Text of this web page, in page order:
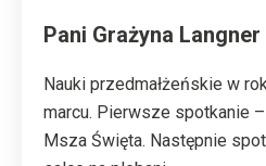
Pani Grażyna
Nauki przedmałżeńskie w
marcu. Pierwsze spotkanie
Msza Święta. Następnie